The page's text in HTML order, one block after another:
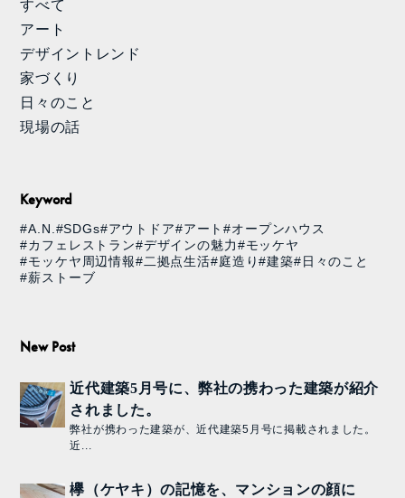
すべて
アート
デザイントレンド
家づくり
日々のこと
現場の話
Keyword
#A.N. #SDGs#アウトドア#アート#オープンハウス
#カフェレストラン#デザインの魅力#モッケヤ
#モッケヤ周辺情報#二拠点生活#庭造り#建築#日々のこと
#薪ストーブ
New Post
近代建築5月号に、弊社の携わった建築が紹介
されました。
弊社が携わった建築が、近代建築5月号に掲載されました。
近...
欅（ケヤキ）の記憶を、マンションの顔に